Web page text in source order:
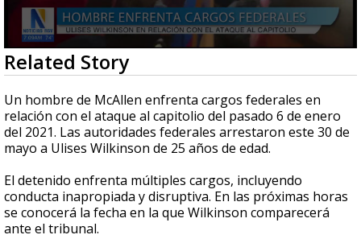
0
seconds
of
27
seconds
Related Story
Un hombre de McAllen enfrenta cargos federales en
relación con el ataque al capitolio del pasado 6 de enero
del 2021. Las autoridades federales arrestaron este 30 de
mayo a Ulises Wilkinson de 25 años de edad.
El detenido enfrenta múltiples cargos, incluyendo
conducta inapropiada y disruptiva. En las próximas horas
se conocerá la fecha en la que Wilkinson comparecerá
ante el tribunal.